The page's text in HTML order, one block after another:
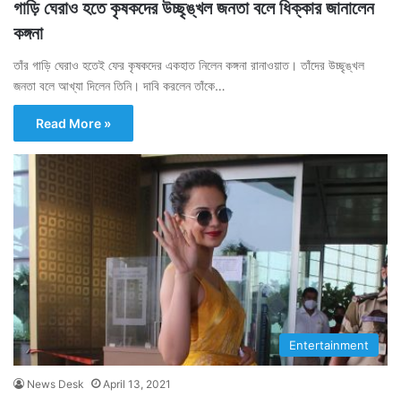
গাড়ি ঘেরাও হতে কৃষকদের উচ্ছৃঙ্খল জনতা বলে ধিক্কার জানালেন
কঙ্গনা
তাঁর গাড়ি ঘেরাও হতেই ফের কৃষকদের একহাত নিলেন কঙ্গনা রানাওয়াত। তাঁদের উচ্ছৃঙ্খল
জনতা বলে আখ্যা দিলেন তিনি। দাবি করলেন তাঁকে…
Read More »
Entertainment
News Desk April 13, 2021